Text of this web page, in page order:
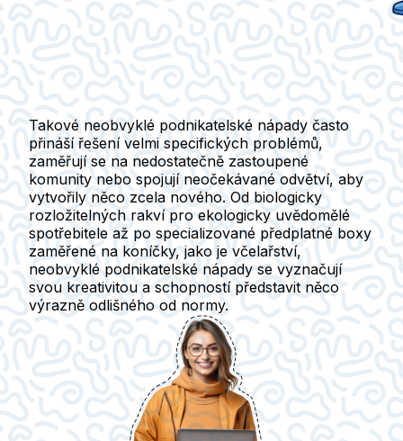
Takové neobvyklé podnikatelské nápady často
přináší řešení velmi specifických problémů,
zaměřují se na nedostatečně zastoupené
komunity nebo spojují neočekávané odvětví, aby
vytvořily něco zcela nového. Od biologicky
rozložitelných rakví pro ekologicky uvědomělé
spotřebitele až po specializované předplatné boxy
zaměřené na koníčky, jako je včelařství,
neobvyklé podnikatelské nápady se vyznačují
svou kreativitou a schopností představit něco
výrazně odlišného od normy.